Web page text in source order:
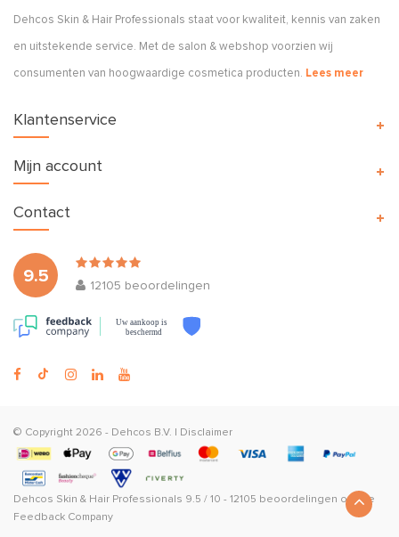
Dehcos Skin & Hair Professionals staat voor kwaliteit, kennis van zaken
en uitstekende service. Met de salon & webshop voorzien wij
consumenten van hoogwaardige cosmetica producten. Lees meer
Klantenservice
Mijn account
9.5
12105 beoordelingen
Uw aankoop is
beschermd
Contact
© Copyright 2026 - Dehcos B.V. Disclaimer
Dehcos Skin & Hair Professionals 9.5 / 10 - 12105 beoordelingen op The
Feedback Company